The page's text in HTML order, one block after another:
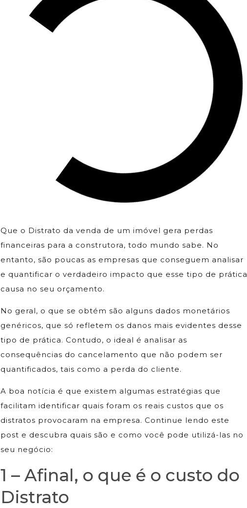
Que o Distrato da venda de um imóvel gera perdas
financeiras para a construtora, todo mundo sabe. No
entanto, são poucas as empresas que conseguem analisar
e quantificar o verdadeiro impacto que esse tipo de prática
causa no seu orçamento.
No geral, o que se obtém são alguns dados monetários
genéricos, que só refletem os danos mais evidentes desse
tipo de prática. Contudo, o ideal é analisar as
consequências do cancelamento que não podem ser
quantificados, tais como a perda do cliente.
A boa notícia é que existem algumas estratégias que
facilitam identificar quais foram os reais custos que os
distratos provocaram na empresa. Continue lendo este
post e descubra quais são e como você pode utilizá-las no
seu negócio:
1 – Afinal, o que é o custo do
Distrato